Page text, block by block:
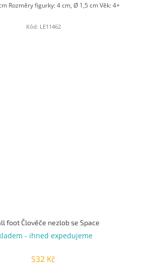
Rozměry figurky: 4 cm, Ø 1,5 cm Věk: 4+
Kód: LE11462
foot Člověče nezlob se Space
- ihned expedujeme
532 Kč